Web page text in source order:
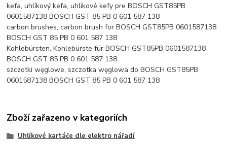
kefa, uhlíkový kefa, uhlíkové kefy pre BOSCH GST85PB
0601587138 BOSCH GST 85 PB 0 601 587 138
carbon brushes, carbon brush for BOSCH GST85PB 0601587138
BOSCH GST 85 PB 0 601 587 138
Kohlebürsten, Kohlebürste für BOSCH GST85PB 0601587138
BOSCH GST 85 PB 0 601 587 138
szczotki węglowe, szczotka węglowa do BOSCH GST85PB
0601587138 BOSCH GST 85 PB 0 601 587 138
Zboží zařazeno v kategoriích
Uhlíkové kartáče dle elektro nářadí